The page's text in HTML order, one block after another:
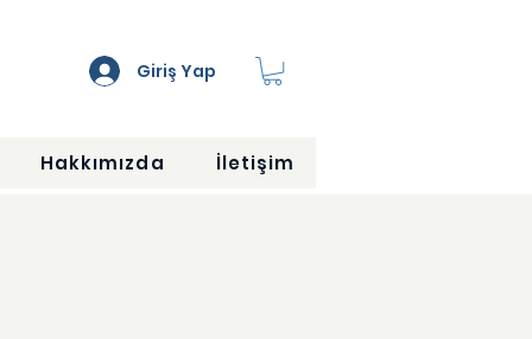
Giriş Yap
Hakkımızda İletişim